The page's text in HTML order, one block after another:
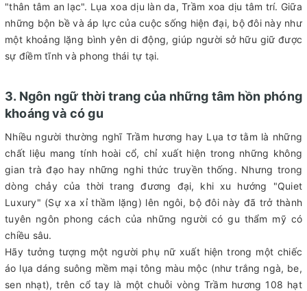
"thân tâm an lạc". Lụa xoa dịu làn da, Trầm xoa dịu tâm trí. Giữa
những bộn bề và áp lực của cuộc sống hiện đại, bộ đôi này như
một khoảng lặng bình yên di động, giúp người sở hữu giữ được
sự điềm tĩnh và phong thái tự tại.
3. Ngôn ngữ thời trang của những tâm hồn phóng
khoáng và có gu
Nhiều người thường nghĩ Trầm hương hay Lụa tơ tằm là những
chất liệu mang tính hoài cổ, chỉ xuất hiện trong những không
gian trà đạo hay những nghi thức truyền thống. Nhưng trong
dòng chảy của thời trang đương đại, khi xu hướng "Quiet
Luxury" (Sự xa xỉ thầm lặng) lên ngôi, bộ đôi này đã trở thành
tuyên ngôn phong cách của những người có gu thẩm mỹ có
chiều sâu.
Hãy tưởng tượng một người phụ nữ xuất hiện trong một chiếc
áo lụa dáng suông mềm mại tông màu mộc (như trắng ngà, be,
sen nhạt), trên cổ tay là một chuỗi vòng Trầm hương 108 hạt